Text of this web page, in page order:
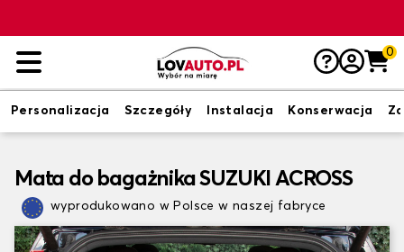
0
Personalizacja Szczegóły Instalacja Konserwacja
Mata do bagażnika SUZUKI ACROSS
wyprodukowano w Polsce w naszej fabryce